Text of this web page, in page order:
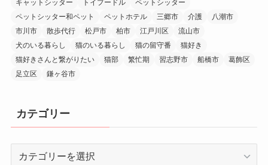
キャットシッター
トイプードル
ペットシッター
ペットシッター和ペット
ペットホテル 三郷市 介護
八潮市
市川市
散歩代行 松戸市 柏市 江戸川区
流山市
犬のいる暮らし
猫のいる暮らし 猫の留守番
猫好き
猫好きさんと繋がりたい
猫部 繁忙期 習志野市 船橋市
葛飾区
足立区
鎌ヶ谷市
カテゴリー